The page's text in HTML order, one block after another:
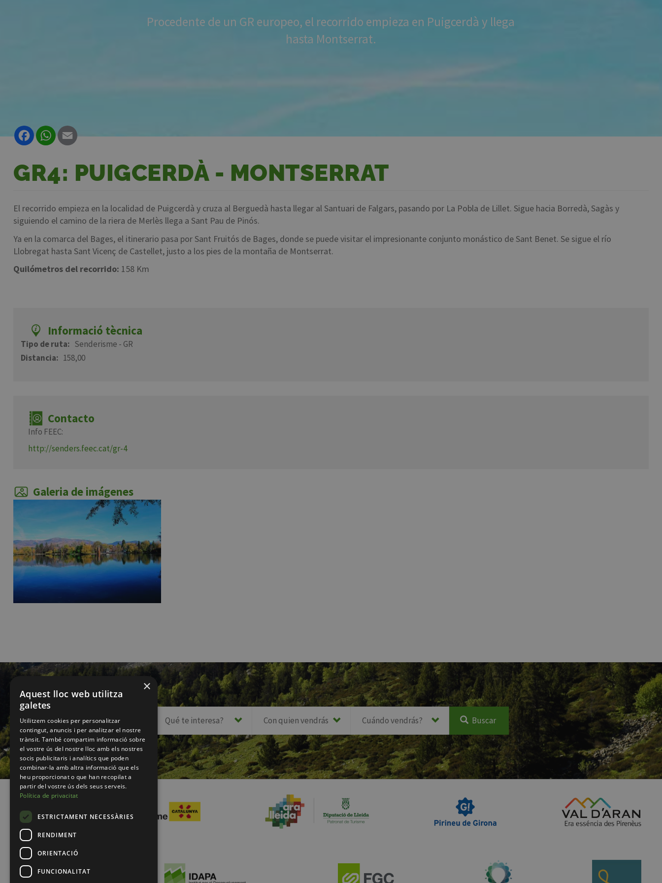
Procedente de un GR europeo, el recorrido empieza en Puigcerdà y llega
hasta Montserrat.
FacebookWhatsApp
GR4: PUIGCERDÀ - MONTSERRAT
El recorrido empieza en la localidad de Puigcerdà y cruza al Berguedà hasta llegar al Santuari de Falgars, pasando por La Pobla de Lillet. Sigue hacia Borredà, Sagàs y
siguiendo el camino de la riera de Merlès llega a Sant Pau de Pinós.
Ya en la comarca del Bages, el itinerario pasa por Sant Fruitós de Bages, donde se puede visitar el impresionante conjunto monástico de Sant Benet. Se sigue el río
Llobregat hasta Sant Vicenç de Castellet, justo a los pies de la montaña de Montserrat.
Quilómetros del recorrido: 158 Km
Informació tècnica
Tipo de ruta
Senderisme - GR
Distancia
158,00
Contacto
Info FEEC:
http://senders.feec.cat/gr-4
Galeria de imágenes
Buscar
×
Aquest lloc web utilitza
galetes
Utilitzem cookies per personalitzar
contingut, anuncis i per analitzar el nostre
trànsit. També compartim informació sobre
el vostre ús del nostre lloc amb els nostres
socis publicitaris i analítics que poden
combinar-la amb altra informació que els
heu proporcionat o que han recopilat a
partir del vostre ús dels seus serveis.
Política de privacitat
ESTRICTAMENT NECESSÀRIES
RENDIMENT
ORIENTACIÓ
FUNCIONALITAT